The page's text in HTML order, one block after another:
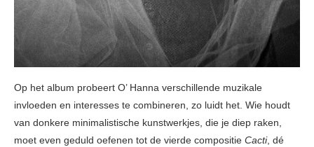
Op het album probeert O’ Hanna verschillende muzikale
invloeden en interesses te combineren, zo luidt het. Wie houdt
van donkere minimalistische kunstwerkjes, die je diep raken,
moet even geduld oefenen tot de vierde compositie Cacti, dé